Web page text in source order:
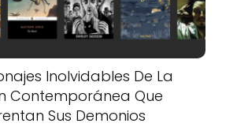
Inolvidables De La
Contemporánea Que
Sus Demonios